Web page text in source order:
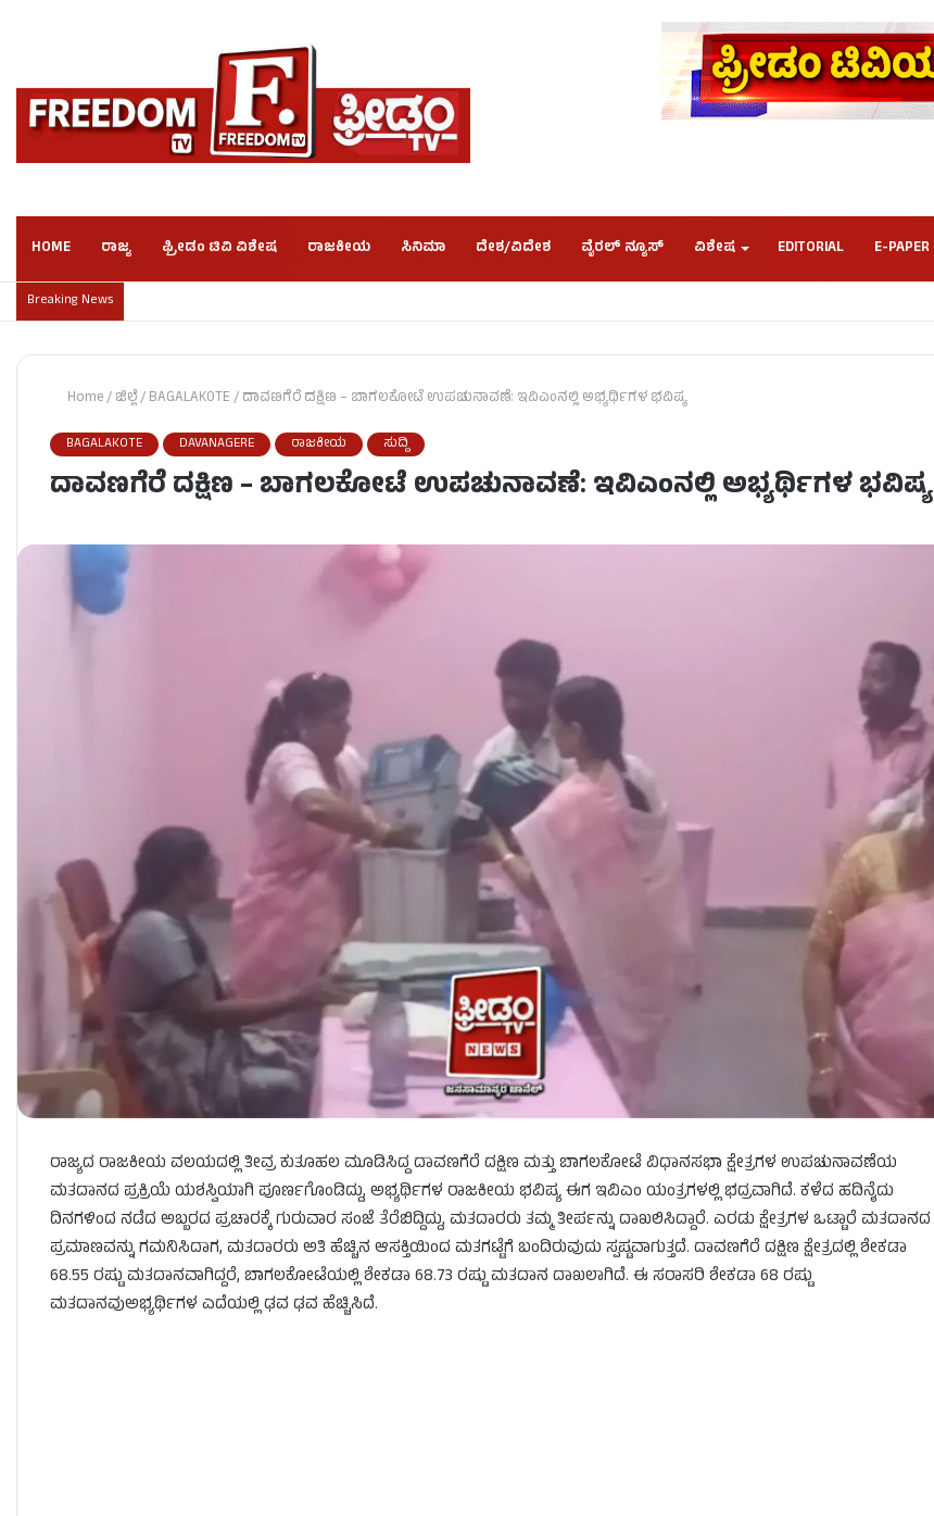
HOME ರಾಜ್ಯ ಫ್ರೀಡಂ ಟಿವಿ ವಿಶೇಷ ರಾಜಕೀಯ ಸಿನಿಮಾ ದೇಶ/ವಿದೇಶ ವೈರಲ್ ನ್ಯೂಸ್ ವಿಶೇಷ EDITORIAL E-PAPER
Breaking News
Home/ಜಿಲ್ಲೆ/BAGALAKOTE/ದಾವಣಗೆರೆ ದಕ್ಷಿಣ – ಬಾಗಲಕೋಟೆ ಉಪಚುನಾವಣೆ: ಇವಿಎಂನಲ್ಲಿ ಅಭ್ಯರ್ಥಿಗಳ ಭವಿಷ್ಯ
BAGALAKOTE DAVANAGERE ರಾಜಕೀಯ ಸುದ್ದಿ
ದಾವಣಗೆರೆ ದಕ್ಷಿಣ – ಬಾಗಲಕೋಟೆ ಉಪಚುನಾವಣೆ: ಇವಿಎಂನಲ್ಲಿ ಅಭ್ಯರ್ಥಿಗಳ ಭವಿಷ್ಯ
ರಾಜ್ಯದ ರಾಜಕೀಯ ವಲಯದಲ್ಲಿ ತೀವ್ರ ಕುತೂಹಲ ಮೂಡಿಸಿದ್ದ ದಾವಣಗೆರೆ ದಕ್ಷಿಣ ಮತ್ತು ಬಾಗಲಕೋಟೆ ವಿಧಾನಸಭಾ ಕ್ಷೇತ್ರಗಳ ಉಪಚುನಾವಣೆಯ
ಮತದಾನದ ಪ್ರಕ್ರಿಯೆ ಯಶಸ್ವಿಯಾಗಿ ಪೂರ್ಣಗೊಂಡಿದ್ದು, ಅಭ್ಯರ್ಥಿಗಳ ರಾಜಕೀಯ ಭವಿಷ್ಯ ಈಗ ಇವಿಎಂ ಯಂತ್ರಗಳಲ್ಲಿ ಭದ್ರವಾಗಿದೆ. ಕಳೆದ ಹದಿನೈದು
ದಿನಗಳಿಂದ ನಡೆದ ಅಬ್ಬರದ ಪ್ರಚಾರಕ್ಕೆ ಗುರುವಾರ ಸಂಜೆ ತೆರೆಬಿದ್ದಿದ್ದು, ಮತದಾರರು ತಮ್ಮ ತೀರ್ಪನ್ನು ದಾಖಲಿಸಿದ್ದಾರೆ. ಎರಡು ಕ್ಷೇತ್ರಗಳ ಒಟ್ಟಾರೆ ಮತದಾನದ
ಪ್ರಮಾಣವನ್ನು ಗಮನಿಸಿದಾಗ, ಮತದಾರರು ಅತಿ ಹೆಚ್ಚಿನ ಆಸಕ್ತಿಯಿಂದ ಮತಗಟ್ಟೆಗೆ ಬಂದಿರುವುದು ಸ್ಪಷ್ಟವಾಗುತ್ತದೆ. ದಾವಣಗೆರೆ ದಕ್ಷಿಣ ಕ್ಷೇತ್ರದಲ್ಲಿ ಶೇಕಡಾ
68.55 ರಷ್ಟು ಮತದಾನವಾಗಿದ್ದರೆ, ಬಾಗಲಕೋಟೆಯಲ್ಲಿ ಶೇಕಡಾ 68.73 ರಷ್ಟು ಮತದಾನ ದಾಖಲಾಗಿದೆ. ಈ ಸರಾಸರಿ ಶೇಕಡಾ 68 ರಷ್ಟು
ಮತದಾನವುಅಭ್ಯರ್ಥಿಗಳ ಎದೆಯಲ್ಲಿ ಢವ ಢವ ಹೆಚ್ಚಿಸಿದೆ.